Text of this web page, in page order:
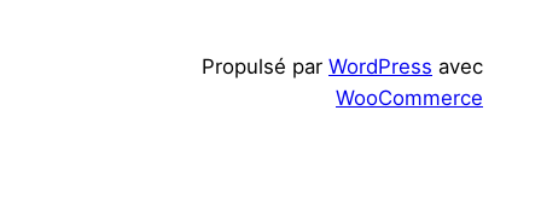
Propulsé par WordPress avec
WooCommerce